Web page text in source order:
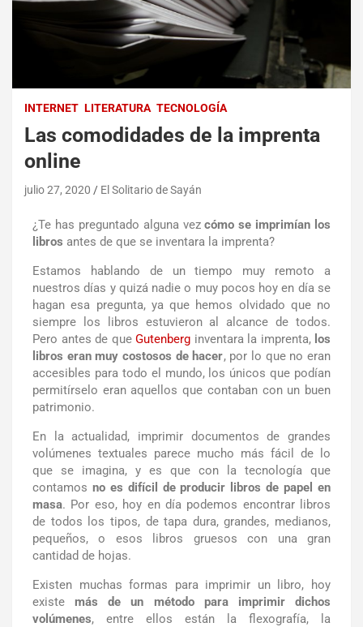
INTERNET LITERATURA TECNOLOGÍA
Las comodidades de la imprenta
online
julio 27, 2020 El Solitario de Sayán
¿Te has preguntado alguna vezcómo se imprimían los
libros antes de que se inventara la imprenta?
Estamos hablando de un tiempo muy remoto a
nuestros días y quizá nadie o muy pocos hoy en día se
hagan esa pregunta, ya que hemos olvidado que no
siempre los libros estuvieron al alcance de todos.
Pero antes de que Gutenberg inventara la imprenta, los
libros eran muy costosos de hacer, por lo que no eran
accesibles para todo el mundo, los únicos que podían
permitírselo eran aquellos que contaban con un buen
patrimonio.
En la actualidad, imprimir documentos de grandes
volúmenes textuales parece mucho más fácil de lo
que se imagina, y es que con la tecnología que
contamos no es difícil de producir libros de papel en
masa. Por eso, hoy en día podemos encontrar libros
de todos los tipos, de tapa dura, grandes, medianos,
pequeños, o esos libros gruesos con una gran
cantidad de hojas.
Existen muchas formas para imprimir un libro, hoy
existemás de un método para imprimir dichos
volúmenes, entre ellos están la flexografía, la